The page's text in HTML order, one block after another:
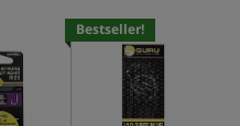
Bestseller!